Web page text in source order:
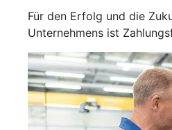
Für den Erfolg und die
Unternehmens ist